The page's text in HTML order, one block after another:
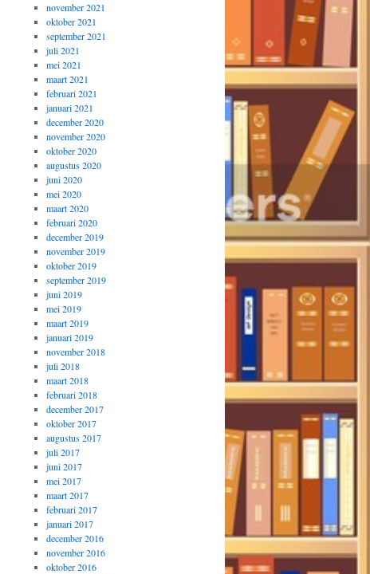
november 2021
oktober 2021
september 2021
juli 2021
mei 2021
maart 2021
februari 2021
januari 2021
december 2020
november 2020
oktober 2020
augustus 2020
juni 2020
mei 2020
maart 2020
februari 2020
december 2019
november 2019
oktober 2019
september 2019
juni 2019
mei 2019
maart 2019
januari 2019
november 2018
juli 2018
maart 2018
februari 2018
december 2017
oktober 2017
augustus 2017
juli 2017
juni 2017
mei 2017
maart 2017
februari 2017
januari 2017
december 2016
november 2016
oktober 2016